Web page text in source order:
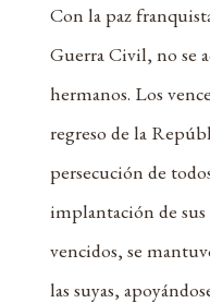
Con la paz
Guerra Civil, no se
hermanos. Los
regreso de la
persecución de
implantación de
vencidos, se
las suyas,